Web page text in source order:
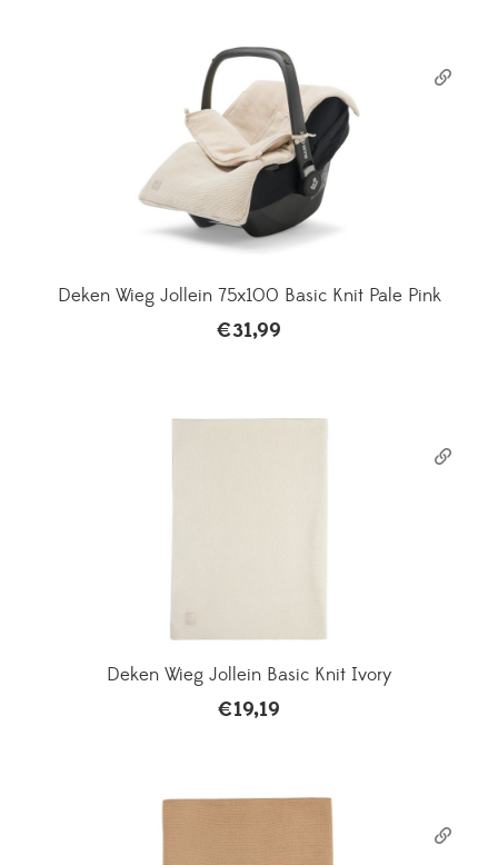
Deken Wieg Jollein 75x100 Basic Knit Pale Pink
€31,99
Deken Wieg Jollein Basic Knit Ivory
€19,19